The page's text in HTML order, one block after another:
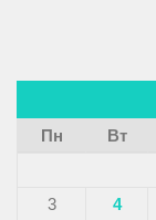
Пн
Вт
3
4